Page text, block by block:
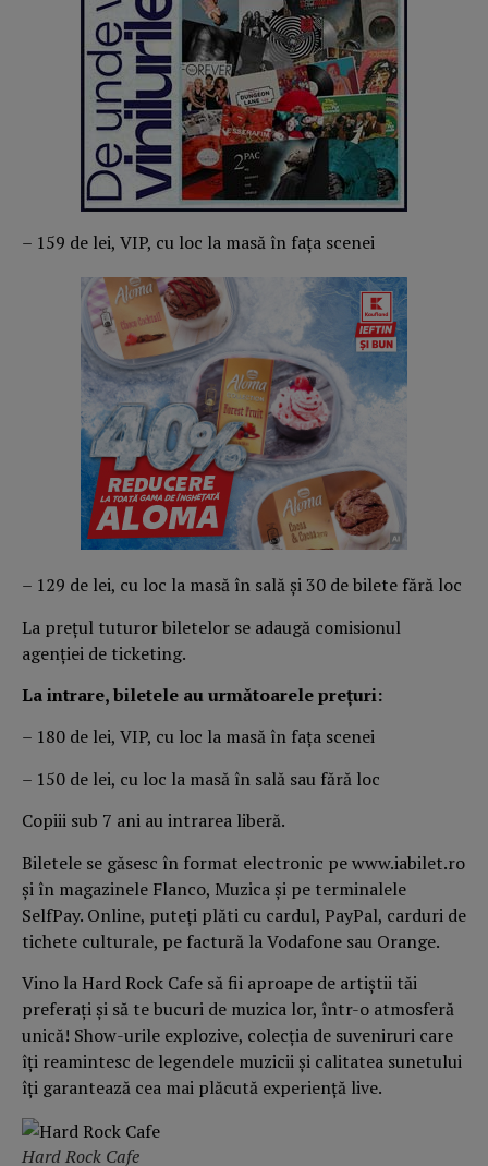
– 159 de lei, VIP, cu loc la masă în fața scenei
– 129 de lei, cu loc la masă în sală și 30 de bilete fără loc
La prețul tuturor biletelor se adaugă comisionul
agenției de ticketing.
La intrare, biletele au următoarele prețuri:
– 180 de lei, VIP, cu loc la masă în fața scenei
– 150 de lei, cu loc la masă în sală sau fără loc
Copiii sub 7 ani au intrarea liberă.
Biletele se găsesc în format electronic pe www.iabilet.ro
și în magazinele Flanco, Muzica și pe terminalele
SelfPay. Online, puteți plăti cu cardul, PayPal, carduri de
tichete culturale, pe factură la Vodafone sau Orange.
Vino la Hard Rock Cafe să fii aproape de artiștii tăi
preferați și să te bucuri de muzica lor, într-o atmosferă
unică! Show-urile explozive, colecția de suveniruri care
îți reamintesc de legendele muzicii și calitatea sunetului
îți garantează cea mai plăcută experiență live.
Hard Rock Cafe